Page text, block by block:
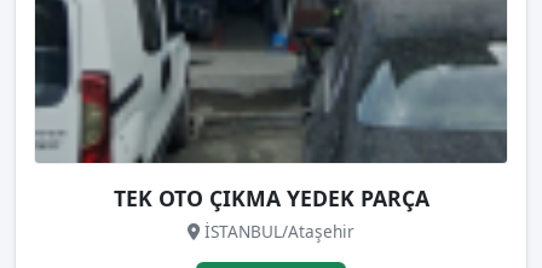
TEK OTO ÇIKMA YEDEK PARÇA
İSTANBUL/Ataşehir